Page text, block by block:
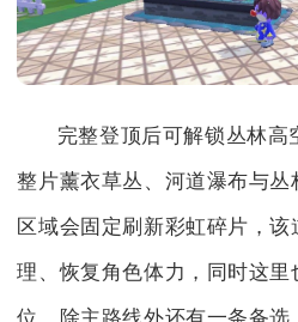
完整登顶后可解锁丛林高
整片薰衣草丛、河道瀑布与
区域会固定刷新彩虹碎片，
理、恢复角色体力，同时这里